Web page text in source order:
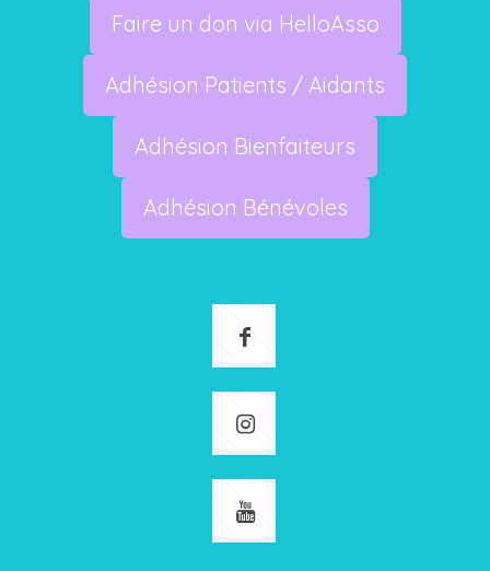
Faire un don via HelloAsso
Adhésion Patients / Aidants
Adhésion Bienfaiteurs
Adhésion Bénévoles